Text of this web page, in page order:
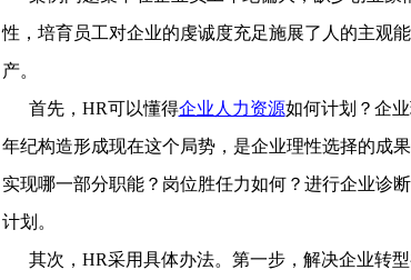
性，培育员工对企业的虔诚度充足施展了人的主观
产。
首先，HR可以懂得企业人力资源如何计划？企
年纪构造形成现在这个局势，是企业理性选择的成
实现哪一部分职能？岗位胜任力如何？进行企业诊
计划。
其次，HR采用具体办法。第一步，解决企业转